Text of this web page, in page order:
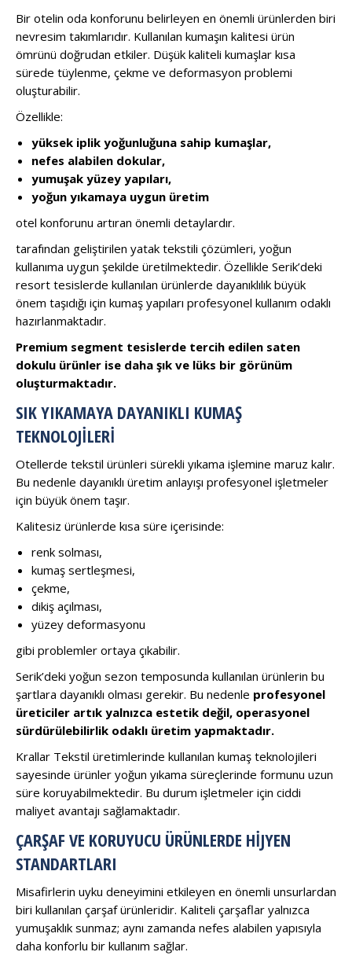
Bir otelin oda konforunu belirleyen en önemli ürünlerden biri
nevresim takımlarıdır. Kullanılan kumaşın kalitesi ürün
ömrünü doğrudan etkiler. Düşük kaliteli kumaşlar kısa
sürede tüylenme, çekme ve deformasyon problemi
oluşturabilir.
Özellikle:
yüksek iplik yoğunluğuna sahip kumaşlar,
nefes alabilen dokular,
yumuşak yüzey yapıları,
yoğun yıkamaya uygun üretim
otel konforunu artıran önemli detaylardır.
tarafından geliştirilen yatak tekstili çözümleri, yoğun
kullanıma uygun şekilde üretilmektedir. Özellikle Serik’deki
resort tesislerde kullanılan ürünlerde dayanıklılık büyük
önem taşıdığı için kumaş yapıları profesyonel kullanım odaklı
hazırlanmaktadır.
Premium segment tesislerde tercih edilen saten
dokulu ürünler ise daha şık ve lüks bir görünüm
oluşturmaktadır.
SIK YIKAMAYA DAYANIKLI KUMAŞ
TEKNOLOJILERI
Otellerde tekstil ürünleri sürekli yıkama işlemine maruz kalır.
Bu nedenle dayanıklı üretim anlayışı profesyonel işletmeler
için büyük önem taşır.
Kalitesiz ürünlerde kısa süre içerisinde:
renk solması,
kumaş sertleşmesi,
çekme,
dikiş açılması,
yüzey deformasyonu
gibi problemler ortaya çıkabilir.
Serik’deki yoğun sezon temposunda kullanılan ürünlerin bu
şartlara dayanıklı olması gerekir. Bu nedenle profesyonel
üreticiler artık yalnızca estetik değil, operasyonel
sürdürülebilirlik odaklı üretim yapmaktadır.
Krallar Tekstil üretimlerinde kullanılan kumaş teknolojileri
sayesinde ürünler yoğun yıkama süreçlerinde formunu uzun
süre koruyabilmektedir. Bu durum işletmeler için ciddi
maliyet avantajı sağlamaktadır.
ÇARŞAF VE KORUYUCU ÜRÜNLERDE HIJYEN
STANDARTLARI
Misafirlerin uyku deneyimini etkileyen en önemli unsurlardan
biri kullanılan çarşaf ürünleridir. Kaliteli çarşaflar yalnızca
yumuşaklık sunmaz; aynı zamanda nefes alabilen yapısıyla
daha konforlu bir kullanım sağlar.